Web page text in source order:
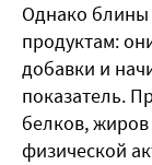
Однако блины
продуктам:
добавки и
показатель.
белков, жиров
физической